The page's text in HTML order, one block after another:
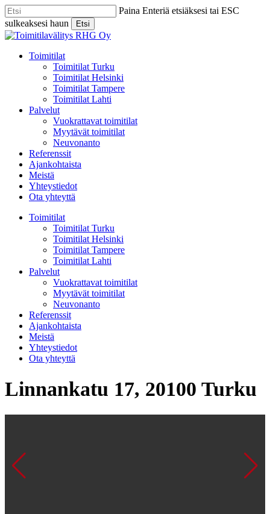
Skip
to
main
content
Paina Enteriä etsiäksesi tai ESC
sulkeaksesi haun
Etsi
Close
Menu
Toimitilat
Toimitilat Turku
Toimitilat Helsinki
Toimitilat Tampere
Toimitilat Lahti
Palvelut
Vuokrattavat toimitilat
Myytävät toimitilat
Neuvonanto
Referenssit
Ajankohtaista
Meistä
Yhteystiedot
Ota yhteyttä
Toimitilat
Toimitilat Turku
Toimitilat Helsinki
Toimitilat Tampere
Toimitilat Lahti
Palvelut
Vuokrattavat toimitilat
Myytävät toimitilat
Neuvonanto
Referenssit
Ajankohtaista
Meistä
Yhteystiedot
Ota yhteyttä
Linnankatu 17, 20100 Turku